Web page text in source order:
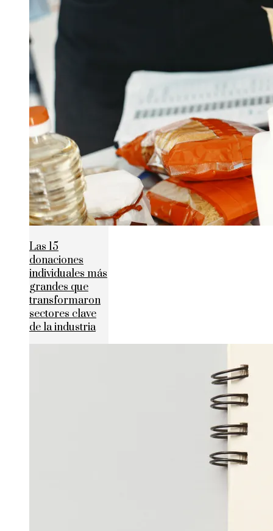
Las 15
donaciones
individuales más
grandes que
transformaron
sectores clave
de la industria